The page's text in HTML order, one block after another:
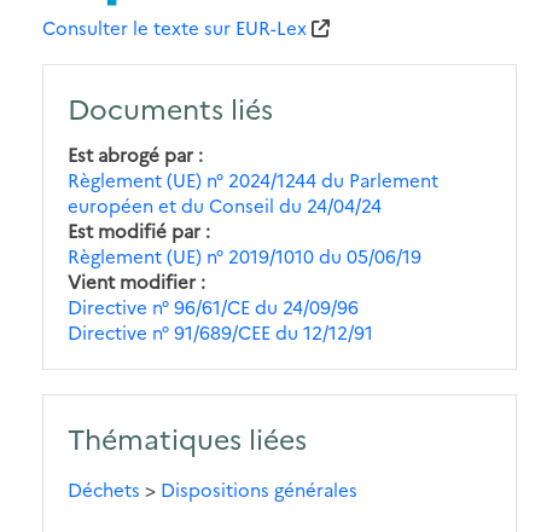
Consulter le texte sur EUR-Lex
Documents liés
Est abrogé par
Règlement (UE) n° 2024/1244 du Parlement
européen et du Conseil du 24/04/24
Est modifié par
Règlement (UE) n° 2019/1010 du 05/06/19
Vient modifier
Directive n° 96/61/CE du 24/09/96
Directive n° 91/689/CEE du 12/12/91
Thématiques liées
Déchets > Dispositions générales